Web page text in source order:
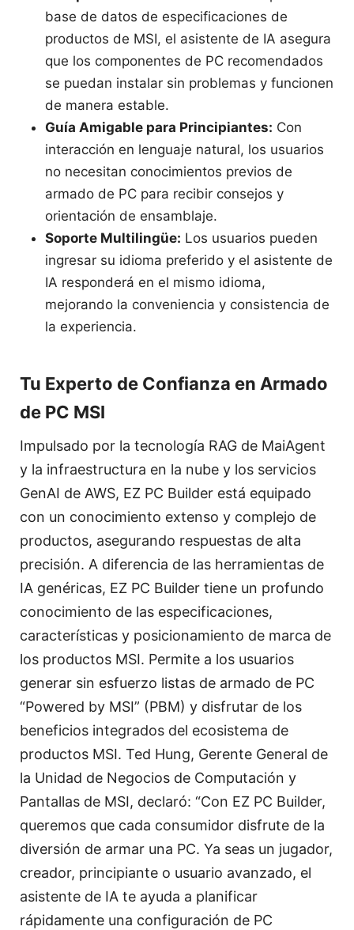
base de datos de especificaciones de
productos de MSI, el asistente de IA asegura
que los componentes de PC recomendados
se puedan instalar sin problemas y funcionen
de manera estable.
Guía Amigable para Principiantes: Con
interacción en lenguaje natural, los usuarios
no necesitan conocimientos previos de
armado de PC para recibir consejos y
orientación de ensamblaje.
Soporte Multilingüe: Los usuarios pueden
ingresar su idioma preferido y el asistente de
IA responderá en el mismo idioma,
mejorando la conveniencia y consistencia de
la experiencia.
Tu Experto de Confianza en Armado
de PC MSI
Impulsado por la tecnología RAG de MaiAgent
y la infraestructura en la nube y los servicios
GenAI de AWS, EZ PC Builder está equipado
con un conocimiento extenso y complejo de
productos, asegurando respuestas de alta
precisión. A diferencia de las herramientas de
IA genéricas, EZ PC Builder tiene un profundo
conocimiento de las especificaciones,
características y posicionamiento de marca de
los productos MSI. Permite a los usuarios
generar sin esfuerzo listas de armado de PC
“Powered by MSI” (PBM) y disfrutar de los
beneficios integrados del ecosistema de
productos MSI. Ted Hung, Gerente General de
la Unidad de Negocios de Computación y
Pantallas de MSI, declaró: “Con EZ PC Builder,
queremos que cada consumidor disfrute de la
diversión de armar una PC. Ya seas un jugador,
creador, principiante o usuario avanzado, el
asistente de IA te ayuda a planificar
rápidamente una configuración de PC